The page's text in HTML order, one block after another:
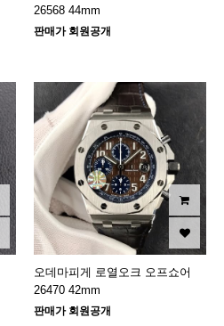
26568 44mm
판매가 회원공개
오데마피게 로열오크 오프쇼어
26470 42mm
판매가 회원공개